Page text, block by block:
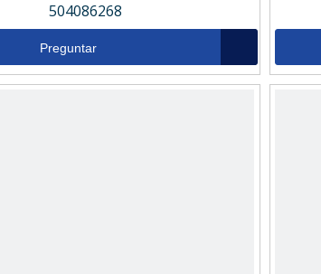
504086268
Preguntar